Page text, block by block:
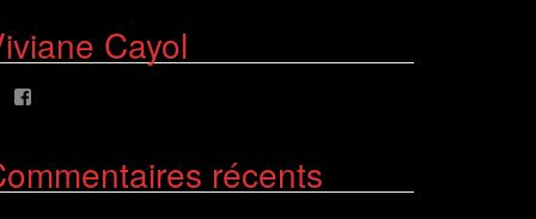
AlcazFR
sur
alcazfr
sur
Cayol
viviane.cayolalcaz
sur
récents